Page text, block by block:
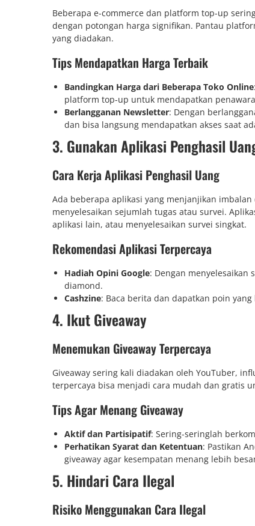
Beberapa e-commerce dan platform top-up
dengan potongan harga signifikan. Pantau
yang diadakan.
Tips Mendapatkan Harga Terbaik
Bandingkan Harga dari Beberapa Toko Online
platform top-up untuk mendapatkan
Berlangganan Newsletter: Dengan
dan bisa langsung mendapatkan akses saat
3. Gunakan Aplikasi Penghasil
Cara Kerja Aplikasi Penghasil Uang
Ada beberapa aplikasi yang menjanjikan
menyelesaikan sejumlah tugas atau survei.
aplikasi lain, atau menyelesaikan survei singkat.
Rekomendasi Aplikasi Terpercaya
Hadiah Opini Google: Dengan menyelesaikan
diamond.
Cashzine: Baca berita dan dapatkan poin
4. Ikut Giveaway
Menemukan Giveaway Terpercaya
Giveaway sering kali diadakan oleh YouTuber,
terpercaya bisa menjadi cara mudah dan gratis
Tips Agar Menang Giveaway
Aktif dan Partisipatif: Sering-seringlah
Perhatikan Syarat dan Ketentuan: Pastikan
giveaway agar kesempatan menang lebih
5. Hindari Cara Ilegal
Risiko Menggunakan Cara Ilegal